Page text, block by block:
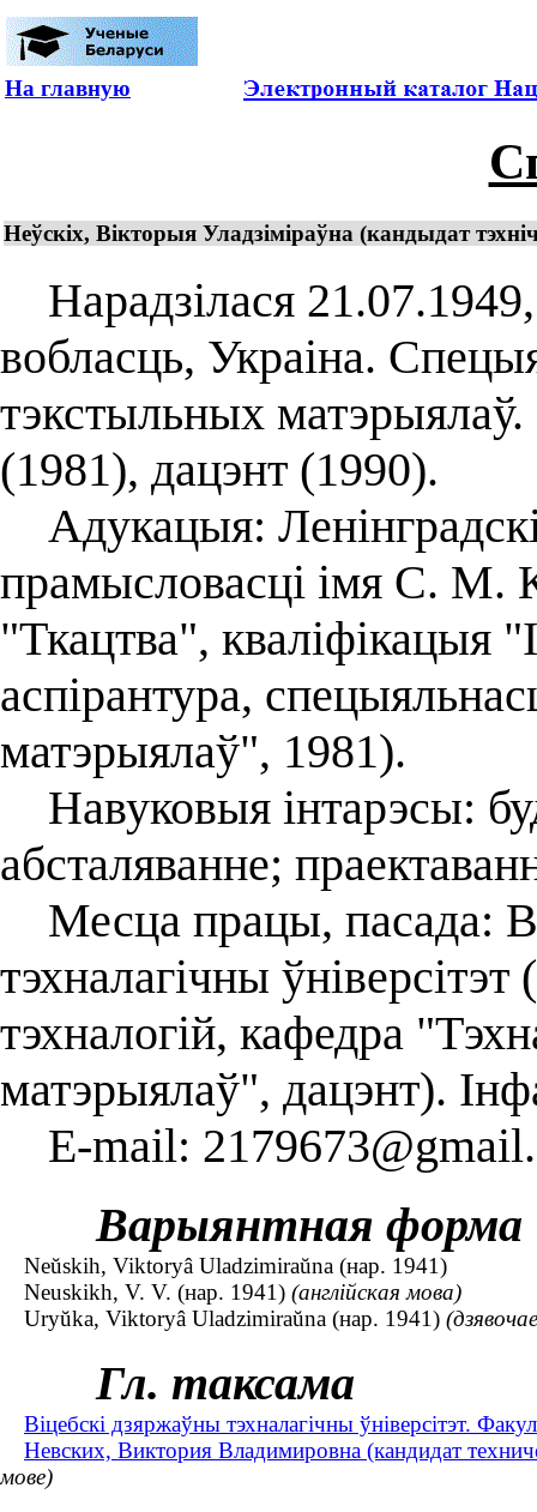
На главную
Неўскіх, Вікторыя Уладзіміраўна (кандыдат
Нарадзілася
вобласць, Украіна.
тэкстыльных
(1981), дацэнт (1990).
Адукацыя:
прамысловасці імя С. М.
"Ткацтва", кваліфікацыя
аспірантура,
матэрыялаў", 1981).
Навуковыя інтарэсы:
абсталяванне;
Месца працы, пасада:
тэхналагічны
тэхналогій, кафедра
матэрыялаў", дацэнт).
E-mail:
Варыянтная форма
Neŭskih, Viktoryâ Uladzimiraŭna (нар. 1941)
Neuskikh, V. V. (нар. 1941) (англійская мова)
Uryŭka, Viktoryâ Uladzimiraŭna (нар. 1941)
Гл. таксама
Віцебскі дзяржаўны тэхналагічны ўніверсітэт.
Невских, Виктория Владимировна (кандидат
мове)